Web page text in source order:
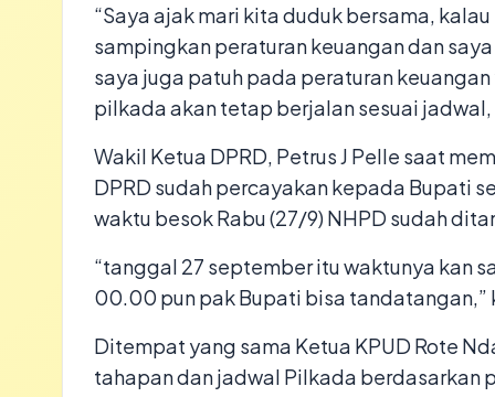
“Saya ajak mari kita duduk bersama,
sampingkan peraturan keuangan dan
saya juga patuh pada peraturan
pilkada akan tetap berjalan sesuai
Wakil Ketua DPRD, Petrus J Pelle saat
DPRD sudah percayakan kepada Bupati
waktu besok Rabu (27/9) NHPD sudah
“tanggal 27 september itu waktunya kan
00.00 pun pak Bupati bisa tandatangan,”
Ditempat yang sama Ketua KPUD Rote
tahapan dan jadwal Pilkada berdasarkan